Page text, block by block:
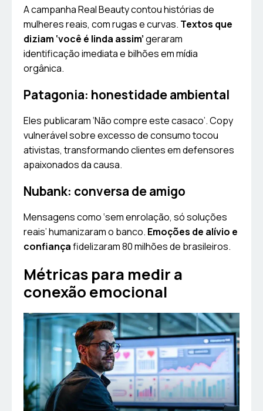
A campanha Real Beauty contou histórias de
mulheres reais, com rugas e curvas. Textos que
diziam ‘você é linda assim’geraram
identificação imediata e bilhões em mídia
orgânica.
Patagonia: honestidade ambiental
Eles publicaram ‘Não compre este casaco’. Copy
vulnerável sobre excesso de consumo tocou
ativistas, transformando clientes em defensores
apaixonados da causa.
Nubank: conversa de amigo
Mensagens como ‘sem enrolação, só soluções
reais’ humanizaram o banco. Emoções de alívio e
confiançafidelizaram 80 milhões de brasileiros.
Métricas para medir a
conexão emocional